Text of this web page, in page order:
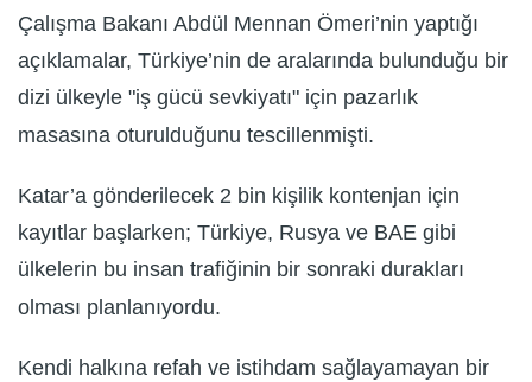
Çalışma Bakanı Abdül Mennan Ömeri’nin yaptığı
açıklamalar, Türkiye’nin de aralarında bulunduğu bir
dizi ülkeyle "iş gücü sevkiyatı" için pazarlık
masasına oturulduğunu tescillenmişti.
Katar’a gönderilecek 2 bin kişilik kontenjan için
kayıtlar başlarken; Türkiye, Rusya ve BAE gibi
ülkelerin bu insan trafiğinin bir sonraki durakları
olması planlanıyordu.
Kendi halkına refah ve istihdam sağlayamayan bir